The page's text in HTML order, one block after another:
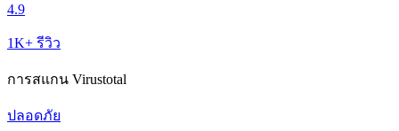
4.9
1K+ รีวิว
การสแกน Virustotal
ปลอดภัย